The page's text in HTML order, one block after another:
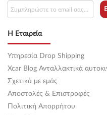
Η Εταιρεία
Υπηρεσία Drop Shipping
Xcar Blog Ανταλλακτικά
Σχετικά με εμάς
Αποστολές & Επιστροφές
Πολιτική Απορρήτου